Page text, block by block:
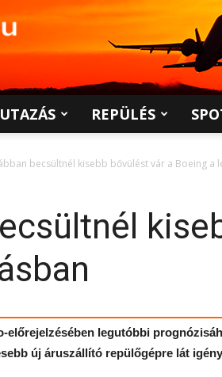
REPÜLÉS
becsültnél kisebb bővülést vár a Boeing a
előrejelzésében legutóbbi
új áruszállító repülőgépre lát